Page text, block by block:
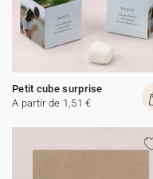
Petit cube surprise
A partir de 1,51 €